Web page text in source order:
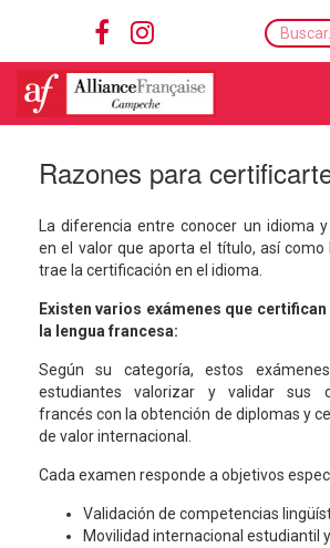
Buscar...
Razones para
La diferencia entre conocer un idioma
en el valor que aporta el título, así como
trae la certificación en el idioma.
Existen varios exámenes que
la lengua francesa:
Según su categoría, estos
estudiantes valorizar y validar sus
francés con la obtención de diplomas y
de valor internacional.
Cada examen responde a objetivos
Validación de competencias
Movilidad internacional estudiantil